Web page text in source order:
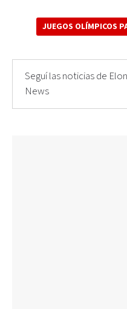
JUEGOS OLÍMPICOS
Seguí las noticias de
News